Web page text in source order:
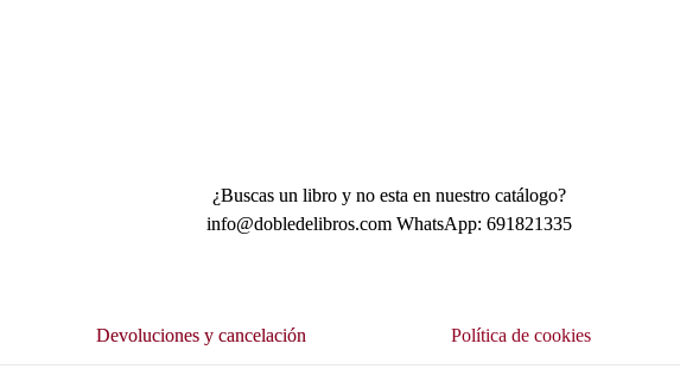
¿Buscas un libro y no esta en nuestro catálogo?
info@dobledelibros.com WhatsApp: 691821335
Devoluciones y cancelación Política de cookies